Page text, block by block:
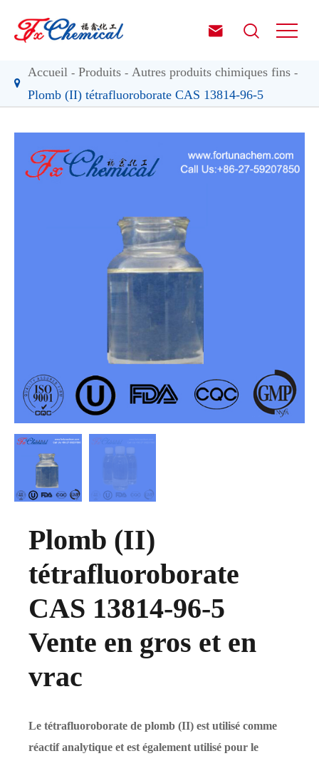
 
Accueil Produits
Autres produits chimiques fins
Plomb (II) tétrafluoroborate CAS 13814-96-5
Plomb (II)
tétrafluoroborate
CAS 13814-96-5
Vente en gros et en
vrac
Le tétrafluoroborate de plomb (II) est utilisé comme
réactif analytique et est également utilisé pour le